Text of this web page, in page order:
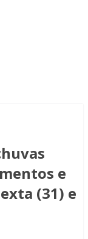
e
(31) e